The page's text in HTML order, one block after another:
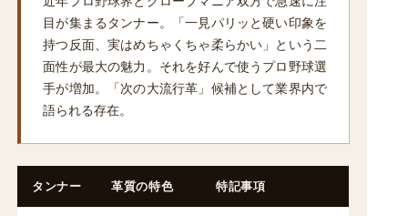
目が集まるタンナー。「一見パリッと硬い印象を
持つ反面、実はめちゃくちゃ柔らかい」という二
面性が最大の魅力。それを好んで使うプロ野球選
手が増加。「次の大流行革」候補として業界内で
語られる存在。
タンナー 革質の特色 特記事項